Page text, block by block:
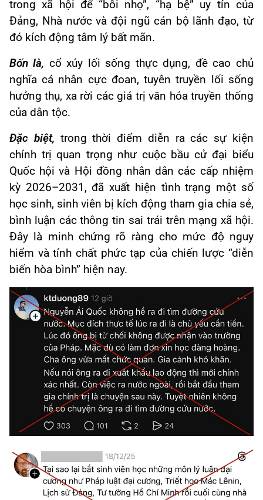
trong xã hội để “bôi nhọ”, “hạ bệ” uy tín của
Đảng, Nhà nước và đội ngũ cán bộ lãnh đạo, từ
đó kích động tâm lý bất mãn.
Bốn là, cổ xúy lối sống thực dụng, đề cao chủ
nghĩa cá nhân cực đoan, tuyên truyền lối sống
hưởng thụ, xa rời các giá trị văn hóa truyền thống
của dân tộc.
Đặc biệt, trong thời điểm diễn ra các sự kiện
chính trị quan trọng như cuộc bầu cử đại biểu
Quốc hội và Hội đồng nhân dân các cấp nhiệm
kỳ 2026–2031, đã xuất hiện tình trạng một số
học sinh, sinh viên bị kích động tham gia chia sẻ,
bình luận các thông tin sai trái trên mạng xã hội.
Đây là minh chứng rõ ràng cho mức độ nguy
hiểm và tính chất phức tạp của chiến lược “diễn
biến hòa bình” hiện nay.